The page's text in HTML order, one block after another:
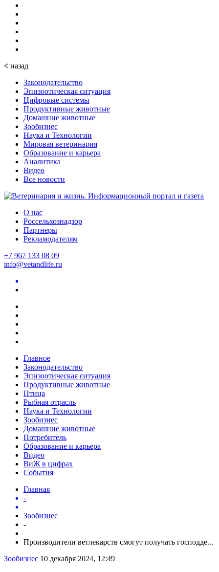
< назад
Законодательство
Эпизоотическая ситуация
Цифровые системы
Продуктивные животные
Домашние животные
Зообизнес
Наука и Технологии
Мировая ветеринария
Образование и карьера
Аналитика
Видео
Все новости
О нас
Россельхознадзор
Партнеры
Рекламодателям
+7 967 133 08 09
info@vetandlife.ru
Главное
Законодательство
Эпизоотическая ситуация
Продуктивные животные
Птица
Рыбная отрасль
Наука и Технологии
Зообизнес
Домашние животные
Потребитель
Образование и карьера
Видео
ВиЖ в цифрах
События
Главная
-
Зообизнес
-
Производители ветлекарств смогут получать господде...
Зообизнес 10 декабря 2024, 12:49